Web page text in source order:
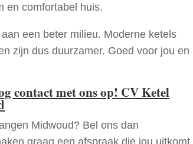
en comfortabel huis.
een beter milieu. Moderne ketels
zijn dus duurzamer. Goed voor jou en
contact met ons op! CV Ketel
Midwoud? Bel ons dan
graag een afspraak die jou uitkomt.